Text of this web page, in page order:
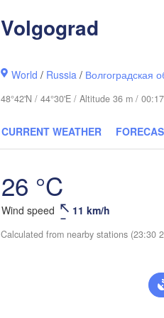
Volgograd
World / Russia / Волгоградская
48°42'N / 44°30'E / Altitude 36 m /
CURRENT WEATHER
26 °C
Wind speed 11 km/h
Calculated from nearby stations (23:30
(Sterlitamak)